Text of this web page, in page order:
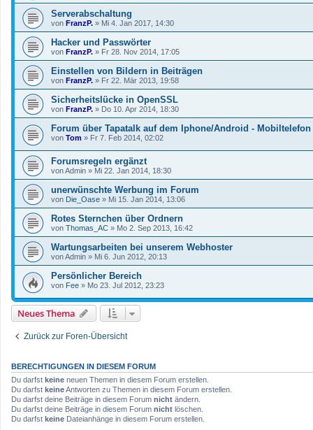
Serverabschaltung
von FranzP. » Mi 4. Jan 2017, 14:30
Hacker und Passwörter
von FranzP. » Fr 28. Nov 2014, 17:05
Einstellen von Bildern in Beiträgen
von FranzP. » Fr 22. Mär 2013, 19:58
Sicherheitslücke in OpenSSL
von FranzP. » Do 10. Apr 2014, 18:30
Forum über Tapatalk auf dem Iphone/Android - Mobiltelefon
von Tom » Fr 7. Feb 2014, 02:02
Forumsregeln ergänzt
vonAdmin » Mi 22. Jan 2014, 18:30
unerwünschte Werbung im Forum
von Die_Oase » Mi 15. Jan 2014, 13:06
Rotes Sternchen über Ordnern
von Thomas_AC » Mo 2. Sep 2013, 16:42
Wartungsarbeiten bei unserem Webhoster
vonAdmin » Mi 6. Jun 2012, 20:13
Persönlicher Bereich
von Fee » Mo 23. Jul 2012, 23:23
Neues Thema
Zurück zur Foren-Übersicht
BERECHTIGUNGEN IN DIESEM FORUM
Du darfst keine neuen Themen in diesem Forum erstellen.
Du darfst keineAntworten zu Themen in diesem Forum erstellen.
Du darfst deine Beiträge in diesem Forum nicht ändern.
Du darfst deine Beiträge in diesem Forum nicht löschen.
Du darfst keine Dateianhänge in diesem Forum erstellen.